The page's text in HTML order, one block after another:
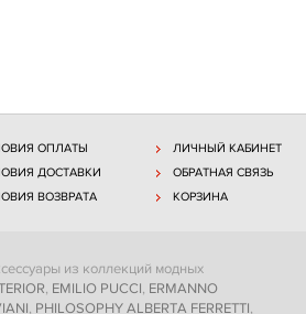
ОПЛАТЫ
ДОСТАВКИ
ВОЗВРАТА
ЛИЧНЫЙ КАБИНЕТ
ОБРАТНАЯ СВЯЗЬ
КОРЗИНА
из коллекций модных
, EMILIO PUCCI, ERMANNO
, PHILOSOPHY ALBERTA FERRETTI,